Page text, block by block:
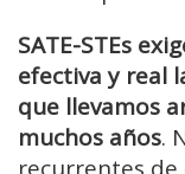
SATE-STEs
efectiva y real
que llevamos
muchos años.